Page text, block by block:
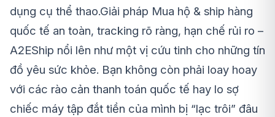
dụng cụ thể thao.Giải pháp Mua hộ & ship hàng
quốc tế an toàn, tracking rõ ràng, hạn chế rủi ro –
A2EShip nổi lên như một vị cứu tinh cho những tín
đồ yêu sức khỏe. Bạn không còn phải loay hoay
với các rào cản thanh toán quốc tế hay lo sợ
chiếc máy tập đắt tiền của mình bị “lạc trôi” đâu